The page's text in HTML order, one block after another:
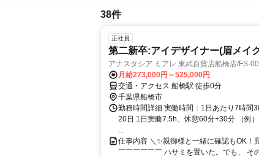
38件
正社員
第二新卒:アイデザイナー(眉メイ
アナスタシア ミアレ 東武百貨店船橋店/FS-
月給273,000円～525,000円
交通・アクセス 船橋駅 徒歩0分
千葉県船橋市
勤務時間詳細 実働時間：1日あたり7時間
20日 1日実働7.5h、休憩60分+30分 （例
...
仕事内容 ＼✨親御様と一緒に確認もOK！
￣￣￣￣￣￣ ハサミを置いた。でも、 そ